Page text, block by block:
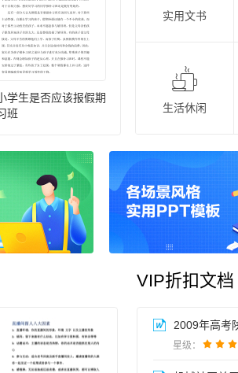
学生是否应该报假期
班
实用文书

生活休闲
VIP折扣文档
星级：   